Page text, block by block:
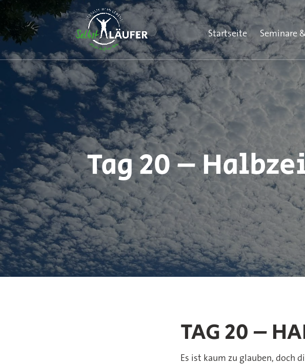
Startseite Seminare
Tag 20 –
TAG 20 –
Es ist kaum zu glauben, doch